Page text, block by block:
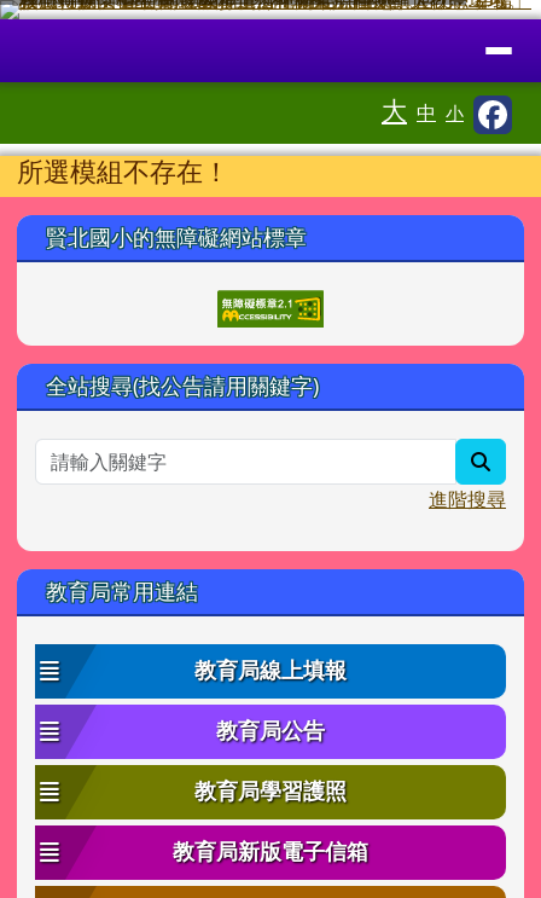
跳至主內容區
臺南市北區賢北國小全球資訊網
⏸
大 中 小
主內容區域
所選模組不存在！
左邊區域內容
賢北國小的無障礙網站標章
全站搜尋(找公告請用關鍵字)
進階搜尋
教育局常用連結
教育局線上填報
教育局公告
教育局學習護照
教育局新版電子信箱
頁尾區域